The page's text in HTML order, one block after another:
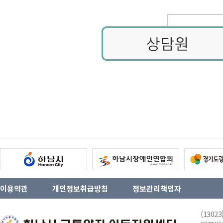
이용약관 개인정보취급방침 정보관리책임자